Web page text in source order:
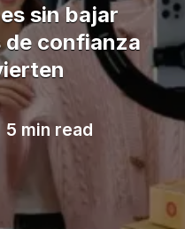
sin bajar
de confianza
min read